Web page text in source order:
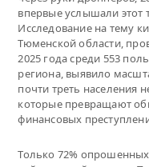
впервые услышали этот
Исследование на тему
Тюменской области,
2025 года среди 553
региона, выявило
почти треть населения
которые превращают
финансовых
Только 72%